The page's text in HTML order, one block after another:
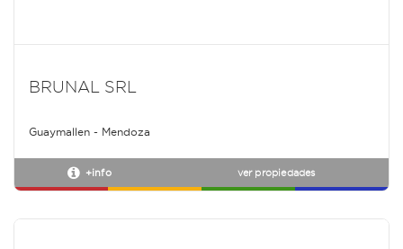
BRUNAL SRL
Guaymallen - Mendoza
+info ver propiedades